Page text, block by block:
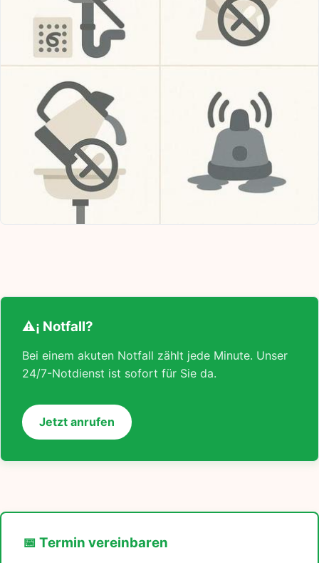
⚠¡ Notfall?
Bei einem akuten Notfall zählt jede Minute. Unser
24/7-Notdienst ist sofort für Sie da.
Jetzt anrufen
📅 Termin vereinbaren